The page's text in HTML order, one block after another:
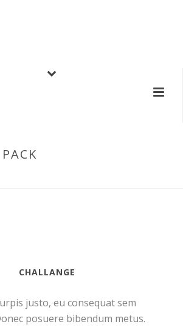
CHALLANGE
justo, eu consequat sem
posuere bibendum metus.